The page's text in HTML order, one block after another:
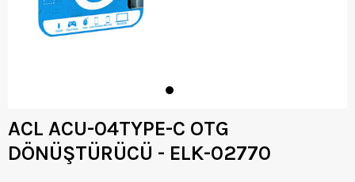
ACL ACU-04TYPE-C OTG
DÖNÜŞTÜRÜCÜ - ELK-02770